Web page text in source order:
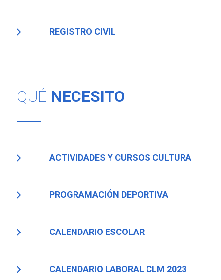
REGISTRO CIVIL
QUÉ NECESITO
ACTIVIDADES Y CURSOS CULTURA
PROGRAMACIÓN DEPORTIVA
CALENDARIO ESCOLAR
CALENDARIO LABORAL CLM 2023